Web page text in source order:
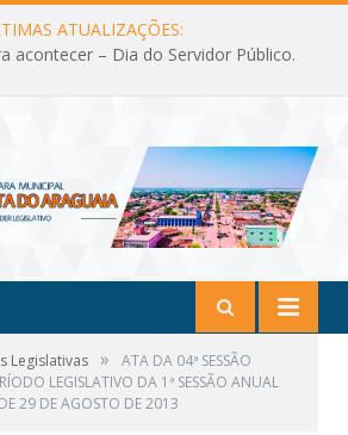
ATUALIZAÇÕES:
acontecer – Dia do Servidor Público.
Legislativas »
ATA DA 04ª SESSÃO
LEGISLATIVO DA 1ª SESSÃO ANUAL
29 DE AGOSTO DE 2013